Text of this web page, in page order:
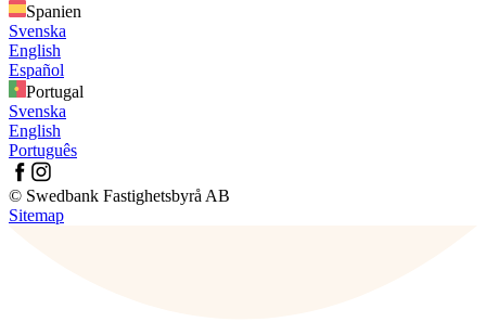
Spanien
Svenska
English
Español
Portugal
Svenska
English
Português
© Swedbank Fastighetsbyrå AB
Sitemap